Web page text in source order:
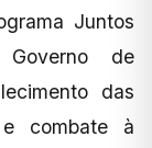
Juntos
de
das
combate à